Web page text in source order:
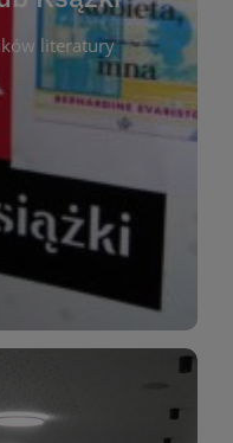
literatury
Ksążki
przestrzeń dla
lubią dzielić się
Spotykamy się
tytułach z
Każde spotkanie to
wymiany